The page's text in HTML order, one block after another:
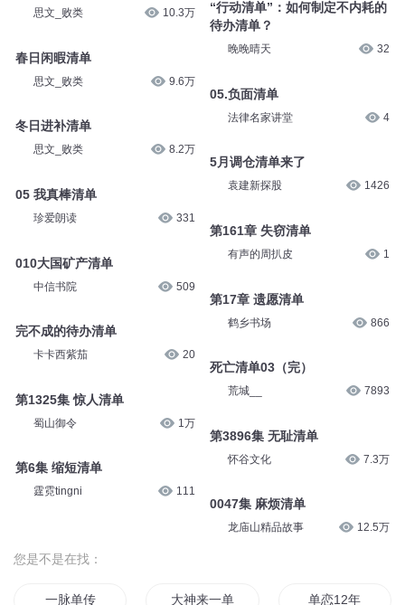
思文_败类 10.3万
春日闲暇清单
思文_败类 9.6万
冬日进补清单
思文_败类 8.2万
05 我真棒清单
珍爱朗读 331
010大国矿产清单
中信书院 509
完不成的待办清单
卡卡西紫茄 20
第1325集 惊人清单
蜀山御令 1万
第6集 缩短清单
霆霓tingni 111
“行动清单”：如何制定不内耗的
待办清单？
晚晚晴天 32
05.负面清单
法律名家讲堂 4
5月调仓清单来了
袁建新探股 1426
第161章 失窃清单
有声的周扒皮 1
第17章 遗愿清单
鹤乡书场 866
死亡清单03（完）
荒城__ 7893
第3896集 无耻清单
怀谷文化 7.3万
0047集 麻烦清单
龙庙山精品故事 12.5万
您是不是在找：
一脉单传 大神来一单 单恋12年